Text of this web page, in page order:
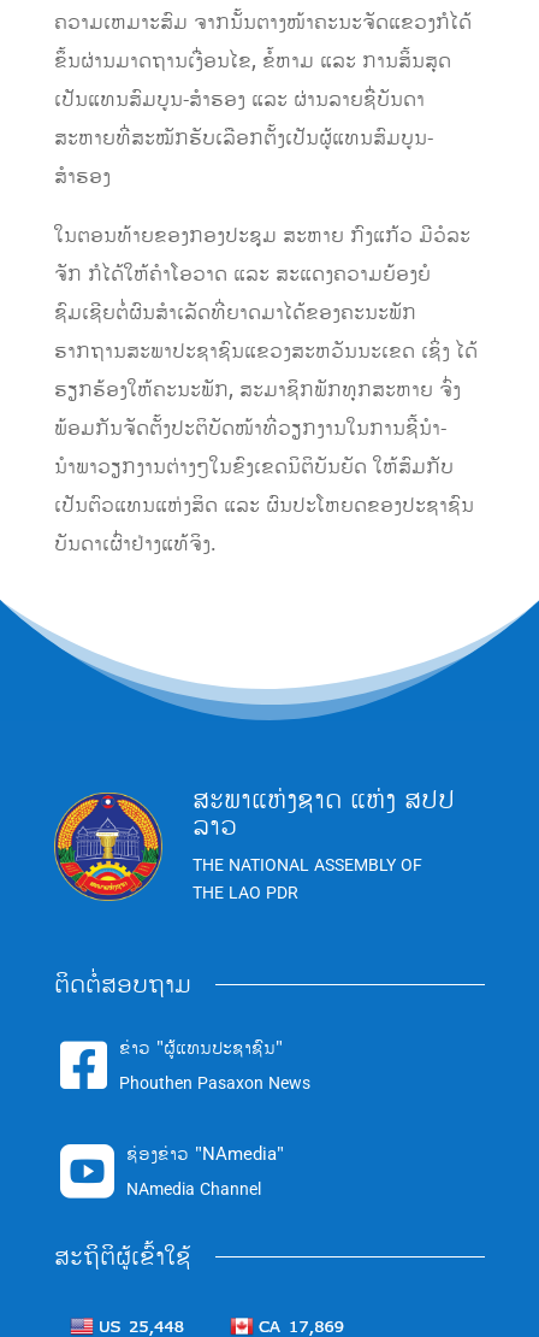
ຄວາມເຫມາະສົມ ຈາກນັ້ນຕາງໜ້າຄະນະຈັດແຂວງກໍໄດ້
ຂຶ້ນຜ່ານມາດຖານເງື່ອນໄຂ, ຂໍ້ຫາມ ແລະ ການສິ້ນສຸດ
ເປັນແທນສົມບູນ-ສຳຮອງ ແລະ ຜ່ານລາຍຊື່ບັນດາ
ສະຫາຍທີ່ສະໝັກຮັບເລືອກຕັ້ງເປັນຜູ້ແທນສົມບູນ-
ສຳຮອງ
ໃນຕອນທ້າຍຂອງກອງປະຊຸມ ສະຫາຍ ກົງແກ້ວ ມີວໍລະ
ຈັກ ກໍໄດ້ໃຫ້ຄຳໂອວາດ ແລະ ສະແດງຄວາມຍ້ອງຍໍ
ຊົມເຊີຍຕໍ່ຜົນສຳເລັດທີ່ຍາດມາໄດ້ຂອງຄະນະພັກ
ຮາກຖານສະພາປະຊາຊົນແຂວງສະຫວັນນະເຂດ ເຊິ່ງ ໄດ້
ຮຽກຮ້ອງໃຫ້ຄະນະພັກ, ສະມາຊິກພັກທຸກສະຫາຍ ຈົ່ງ
ພ້ອມກັນຈັດຕັ້ງປະຕິບັດໜ້າທີ່ວຽກງານໃນການຊີ້ນຳ-
ນຳພາວຽກງານຕ່າງໆໃນຂົງເຂດນິຕິບັນຍັດ ໃຫ້ສົມກັບ
ເປັນຕົວແທນແຫ່ງສິດ ແລະ ຜົນປະໂຫຍດຂອງປະຊາຊົນ
ບັນດາເຜົ່າຢ່າງແທ້ຈິງ.
ສະພາແຫ່ງຊາດ ແຫ່ງ ສປປ
ລາວ
THE NATIONAL ASSEMBLY OF
THE LAO PDR
ຕິດຕໍ່ສອບຖາມ
 ຂ່າວ "ຜູ້ແທນປະຊາຊົນ"
Phouthen Pasaxon News
 ຊ່ອງຂ່າວ "NAmedia"
NAmedia Channel
ສະຖິຕິຜູ້ເຂົ້າໃຊ້